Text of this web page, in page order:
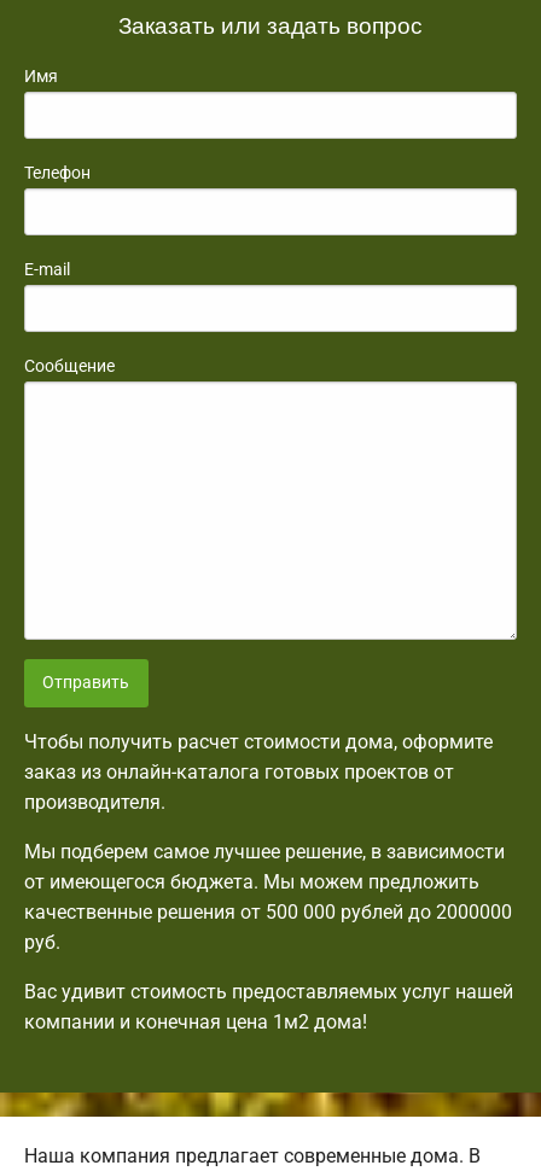
Заказать или задать вопрос
Имя
Телефон
E-mail
Сообщение
Отправить
Чтобы получить расчет стоимости дома, оформите
заказ из онлайн-каталога готовых проектов от
производителя.
Мы подберем самое лучшее решение, в зависимости
от имеющегося бюджета. Мы можем предложить
качественные решения от 500 000 рублей до 2000000
руб.
Вас удивит стоимость предоставляемых услуг нашей
компании и конечная цена 1м2 дома!
Наша компания предлагает современные дома. В